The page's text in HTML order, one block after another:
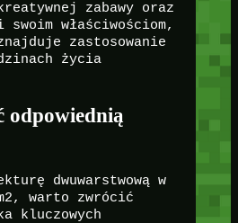
zabawy oraz
właściwościom,
zastosowanie
życia
odpowiednią
dwuwarstwową w
warto zwrócić
kluczowych